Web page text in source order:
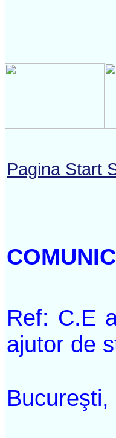
Pagina Start
Ref: C.E
ajutor de